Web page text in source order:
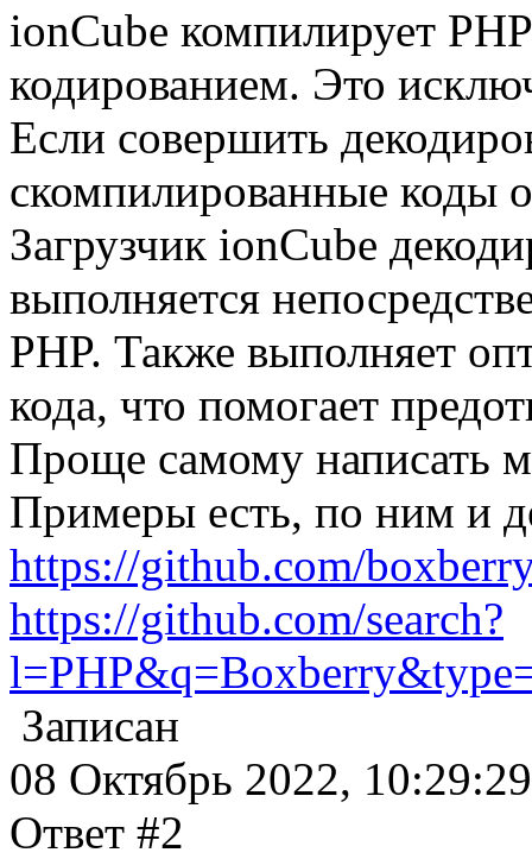
ionCube компилирует
кодированием. Это
Если совершить
скомпилированные коды
Загрузчик ionCube
выполняется
PHP. Также выполняет
кода, что помогает
Проще самому написать
Примеры есть, по ним и
https://github.com/
https://github.com/search?
Записан
08 Октябрь 2022, 10:29:29
Ответ #2